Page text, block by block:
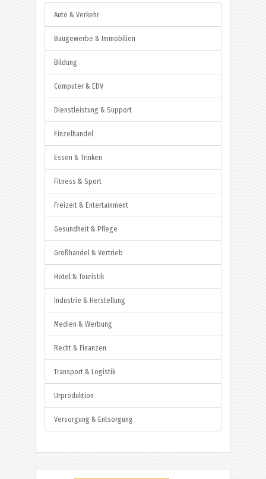
Auto & Verkehr
Baugewerbe & Immobilien
Bildung
Computer & EDV
Dienstleistung & Support
Einzelhandel
Essen & Trinken
Fitness & Sport
Freizeit & Entertainment
Gesundheit & Pflege
Großhandel & Vertrieb
Hotel & Touristik
Industrie & Herstellung
Medien & Werbung
Recht & Finanzen
Transport & Logistik
Urproduktion
Versorgung & Entsorgung